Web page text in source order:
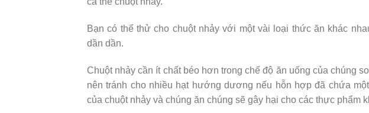
Bạn có thể thử cho chuột nhảy với một vài loại thức ăn khác
dần dần.
Chuột nhảy cần ít chất béo hơn trong chế độ ăn uống của chúng
nên tránh cho nhiều hạt hướng dương nếu hỗn hợp đã chứa
của chuột nhảy và chúng ăn chúng sẽ gây hại cho các thực phẩm